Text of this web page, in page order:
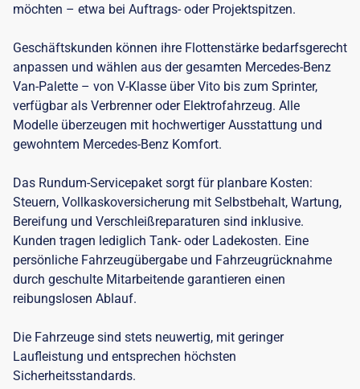
möchten – etwa bei Auftrags- oder Projektspitzen.
Geschäftskunden können ihre Flottenstärke bedarfsgerecht
anpassen und wählen aus der gesamten Mercedes-Benz
Van-Palette – von V-Klasse über Vito bis zum Sprinter,
verfügbar als Verbrenner oder Elektrofahrzeug. Alle
Modelle überzeugen mit hochwertiger Ausstattung und
gewohntem Mercedes-Benz Komfort.
Das Rundum-Servicepaket sorgt für planbare Kosten:
Steuern, Vollkaskoversicherung mit Selbstbehalt, Wartung,
Bereifung und Verschleißreparaturen sind inklusive.
Kunden tragen lediglich Tank- oder Ladekosten. Eine
persönliche Fahrzeugübergabe und Fahrzeugrücknahme
durch geschulte Mitarbeitende garantieren einen
reibungslosen Ablauf.
Die Fahrzeuge sind stets neuwertig, mit geringer
Laufleistung und entsprechen höchsten
Sicherheitsstandards.